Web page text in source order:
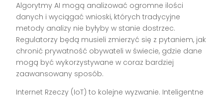
Algorytmy AI mogą analizować ogromne ilości
danych i wyciągać wnioski, których tradycyjne
metody analizy nie byłyby w stanie dostrzec.
Regulatorzy będą musieli zmierzyć się z pytaniem, jak
chronić prywatność obywateli w świecie, gdzie dane
mogą być wykorzystywane w coraz bardziej
zaawansowany sposób.
Internet Rzeczy (IoT) to kolejne wyzwanie. Inteligentne